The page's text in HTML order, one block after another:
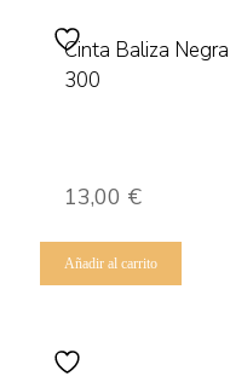
Cinta Baliza
300
13,00 €
Añadir al carrito